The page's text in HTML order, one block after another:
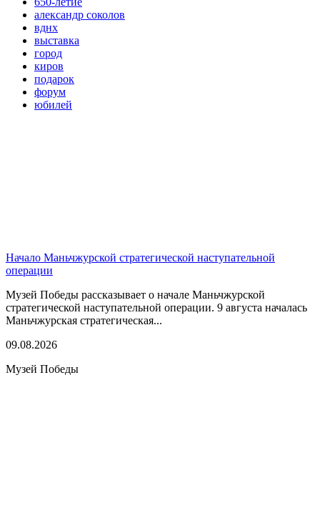
александр соколов
вднх
выставка
город
киров
подарок
форум
юбилей
Начало Маньчжурской стратегической наступательной
операции
Музей Победы рассказывает о начале Маньчжурской
стратегической наступательной операции. 9 августа началась
Маньчжурская стратегическая...
09.08.2026
Музей Победы